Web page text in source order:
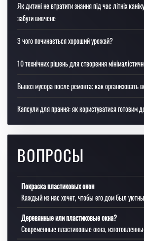
Як дитині не втратити знання під час літніх
забути вивчене
З чого починається хороший урожай?
10 технічних рішень для створення
Вывоз мусора после ремонта: как организовать
Капсули для прання: як користуватися готовим
ВОПРОСЫ
Покраска пластиковых окон
Каждый из нас хочет, чтобы его дом был
Деревянные или пластиковые окна?
Современные пластиковые окна,